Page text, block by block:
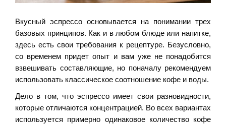
Вкусный эспрессо основывается на понимании трех
базовых принципов. Как и в любом блюде или напитке,
здесь есть свои требования к рецептуре. Безусловно,
со временем придет опыт и вам уже не понадобится
взвешивать составляющие, но поначалу рекомендуем
использовать классическое соотношение кофе и воды.
Дело в том, что эспрессо имеет свои разновидности,
которые отличаются концентрацией. Во всех вариантах
используется примерно одинаковое количество кофе